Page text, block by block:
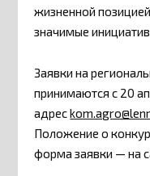
жизненной
значимые
Заявки на
принимаются с 20
адрес
Положение о
форма заявки — на